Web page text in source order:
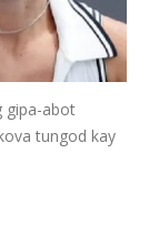
gipa-abot
tungod kay